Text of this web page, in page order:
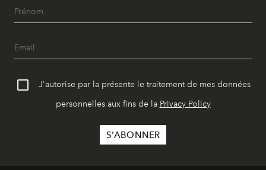
J'autorise par la présente le traitement de mes données
personnelles aux fins de la Privacy Policy